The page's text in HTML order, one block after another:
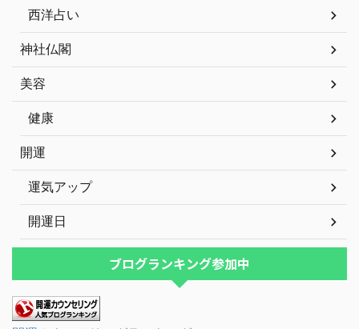
西洋占い
神社仏閣
美容
健康
開運
運気アップ
開運日
ブログランキング参加中